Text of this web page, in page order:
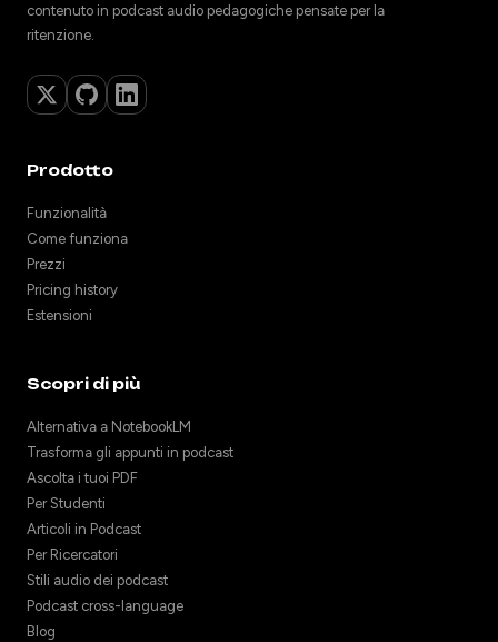
contenuto in podcast audio pedagogiche pensate per la
ritenzione.
Prodotto
Funzionalità
Come funziona
Prezzi
Pricing history
Estensioni
Scopri di più
Alternativa a NotebookLM
Trasforma gli appunti in podcast
Ascolta i tuoi PDF
Per Studenti
Articoli in Podcast
Per Ricercatori
Stili audio dei podcast
Podcast cross-language
Blog